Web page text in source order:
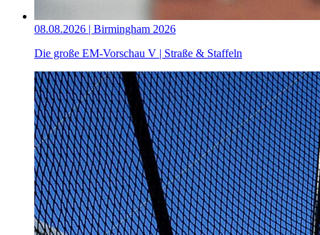
08.08.2026 | Birmingham 2026
Die große EM-Vorschau V | Straße & Staffeln